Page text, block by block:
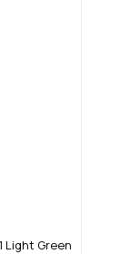
Light Green